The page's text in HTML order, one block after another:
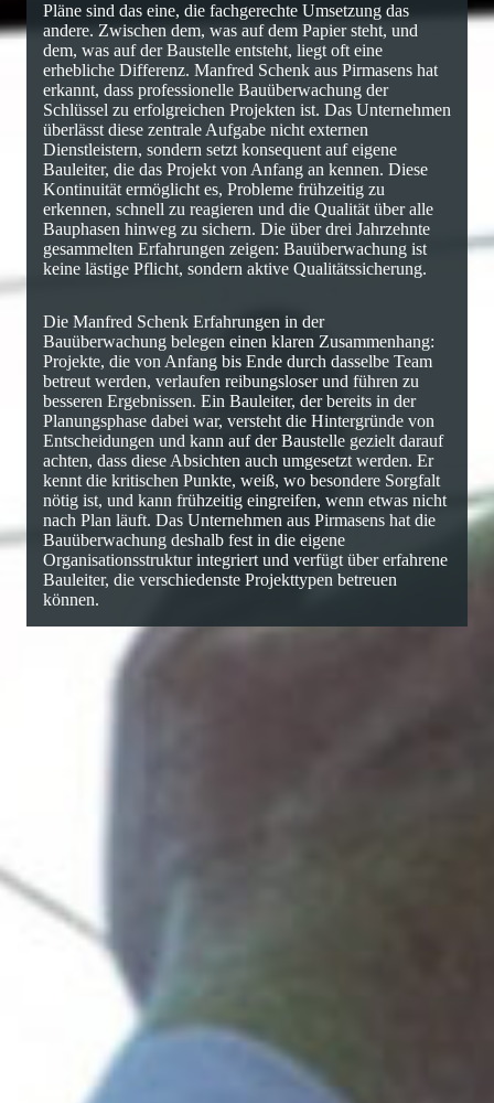
Pläne sind das eine, die fachgerechte Umsetzung das
andere. Zwischen dem, was auf dem Papier steht, und
dem, was auf der Baustelle entsteht, liegt oft eine
erhebliche Differenz. Manfred Schenk aus Pirmasens hat
erkannt, dass professionelle Bauüberwachung der
Schlüssel zu erfolgreichen Projekten ist. Das Unternehmen
überlässt diese zentrale Aufgabe nicht externen
Dienstleistern, sondern setzt konsequent auf eigene
Bauleiter, die das Projekt von Anfang an kennen. Diese
Kontinuität ermöglicht es, Probleme frühzeitig zu
erkennen, schnell zu reagieren und die Qualität über alle
Bauphasen hinweg zu sichern. Die über drei Jahrzehnte
gesammelten Erfahrungen zeigen: Bauüberwachung ist
keine lästige Pflicht, sondern aktive Qualitätssicherung.
Die Manfred Schenk Erfahrungen in der
Bauüberwachung belegen einen klaren Zusammenhang:
Projekte, die von Anfang bis Ende durch dasselbe Team
betreut werden, verlaufen reibungsloser und führen zu
besseren Ergebnissen. Ein Bauleiter, der bereits in der
Planungsphase dabei war, versteht die Hintergründe von
Entscheidungen und kann auf der Baustelle gezielt darauf
achten, dass diese Absichten auch umgesetzt werden. Er
kennt die kritischen Punkte, weiß, wo besondere Sorgfalt
nötig ist, und kann frühzeitig eingreifen, wenn etwas nicht
nach Plan läuft. Das Unternehmen aus Pirmasens hat die
Bauüberwachung deshalb fest in die eigene
Organisationsstruktur integriert und verfügt über erfahrene
Bauleiter, die verschiedenste Projekttypen betreuen
können.